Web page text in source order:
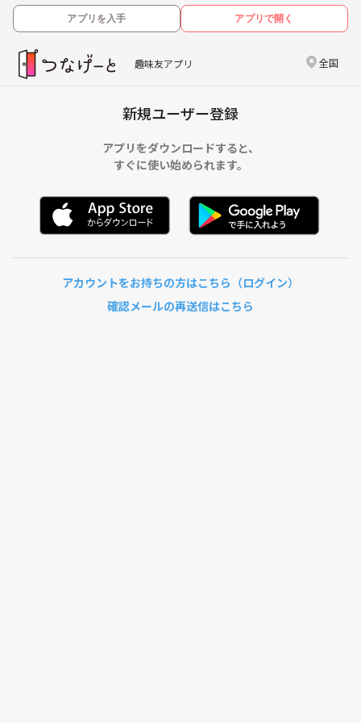
アプリを入手 アプリで開く
趣味友アプリ 全国
新規ユーザー登録
アプリをダウンロードすると、
すぐに使い始められます。
アカウントをお持ちの方はこちら（ログイン）
確認メールの再送信はこちら